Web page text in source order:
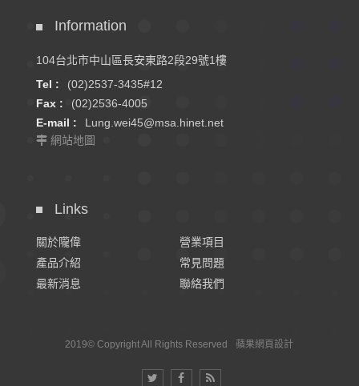
Information
104台北市中山區長安東路2段29號1樓
Tel :
(02)2537-3435#12
Fax :
(02)2536-4005
E-mail :
Lung.wei45@msa.hinet.net
網站地圖
Links
關於隴偉
營業項目
產品介紹
常見問題
最新消息
聯絡我們
2019© Copyright All Rights Reserved 蘋果網頁設計